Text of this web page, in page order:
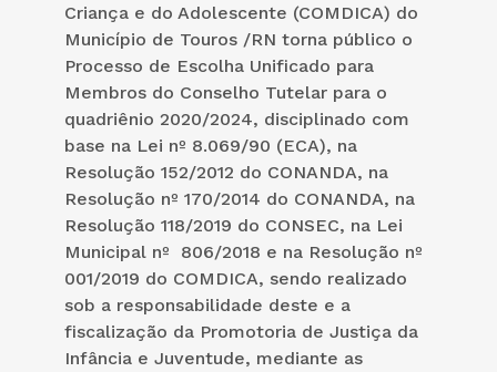
Criança e do Adolescente (COMDICA) do
Município de Touros /RN torna público o
Processo de Escolha Unificado para
Membros do Conselho Tutelar para o
quadriênio 2020/2024, disciplinado com
base na Lei nº 8.069/90 (ECA), na
Resolução 152/2012 do CONANDA, na
Resolução nº 170/2014 do CONANDA, na
Resolução 118/2019 do CONSEC, na Lei
Municipal nº 806/2018 e na Resolução nº
001/2019 do COMDICA, sendo realizado
sob a responsabilidade deste e a
fiscalização da Promotoria de Justiça da
Infância e Juventude, mediante as